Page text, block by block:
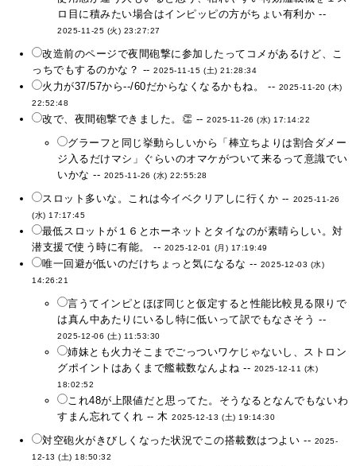
ロ目に積みたい場合はインピッピの方がちょい有利か --
2025-11-25 (火) 23:27:27
改造前のページで夜間砲撃に参加したってコメがあるけど、こ
っちでもするのかな？ --2025-11-15 (土) 21:28:34
火力が37/57から--/60だからなくなるかもね。 -- 2025-11-20 (木)
22:52:48
改で、夜間砲撃できました。👏 --2025-11-26 (水) 17:14:22
グラーフと同じ挙動らしいから「棒立ちよりは割合ダメー
ジ入るだけマシ」ぐらいのオマケがついて来るって意識でい
いかな -- 2025-11-26 (水) 22:55:28
スロット多いな。これは今イベクリアしに行くか -- 2025-11-26
(水) 17:17:45
最低スロットが１６とホーネットとタイなのが素晴らしい。対
潜支援で使う時に有能。 -- 2025-12-01 (月) 17:19:49
唯一回避が低いのだけちょっと気になるな -- 2025-12-03 (水)
14:26:21
言うてインピとほぼ同じと仮定すると性能比較見る限りで
は真ん中あたりにいるし特に低いって訳でもなさそう --
2025-12-06 (土) 11:53:30
姉妹とも火力そこまでごっついワケじゃないし、ストロン
グポイントはあくまで艦載数なんよね -- 2025-12-11 (木)
18:02:52
これ48が上限値だと思ってた。そうなるとなんでもないわ
すまん忘れてくれ -- 木2025-12-13 (土) 19:14:30
対空砲火がきびしくなった状況でこの搭載数はつよい -- 2025-
12-13 (土) 18:50:32